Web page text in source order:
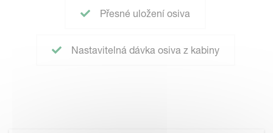
Přesné uložení osiva
Nastavitelná dávka osiva z kabiny